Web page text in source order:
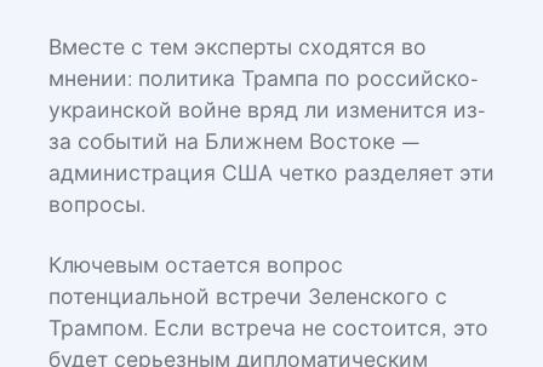
Вместе с тем эксперты сходятся во
мнении: политика Трампа по российско-
украинской войне вряд ли изменится из-
за событий на Ближнем Востоке —
администрация США четко разделяет эти
вопросы.
Ключевым остается вопрос
потенциальной встречи Зеленского с
Трампом. Если встреча не состоится, это
будет серьезным дипломатическим